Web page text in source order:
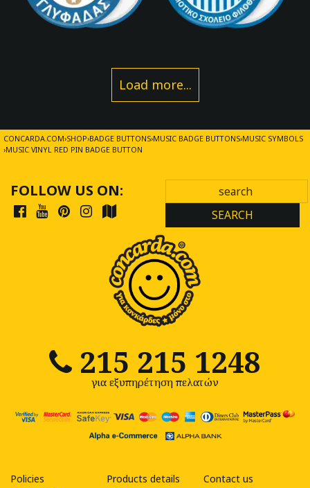
Load more...
CONCARDA.COM SHOP BADGE BUTTONS MUSIC BADGE BUTTONS MUSIC SYMBOLS
MUSIC VINYL RED PIN BADGE BUTTON
FOLLOW US ON:
SEARCH
215 215 1248
για εξυπηρέτηση πελατών
Policies Products details Contact us